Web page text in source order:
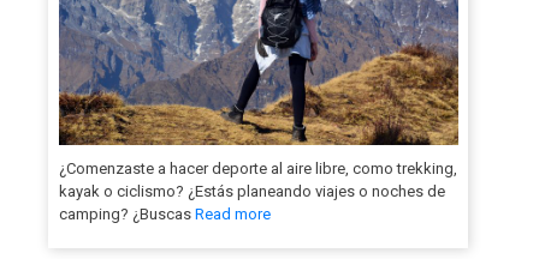
¿Comenzaste a hacer deporte al aire libre, como trekking,
kayak o ciclismo? ¿Estás planeando viajes o noches de
camping? ¿Buscas Read more